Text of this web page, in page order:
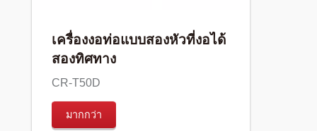
เครื่องงอท่อแบบสองหัวที่งอได้
สองทิศทาง
CR-T50D
มากกว่า